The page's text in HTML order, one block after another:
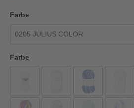
Farbe
Farbe